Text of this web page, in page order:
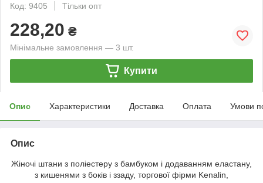
Код: 9405
Тільки опт
228,20 ₴
Мінімальне замовлення — 3 шт.
Купити
Опис Характеристики Доставка Оплата Умови
Опис
Жіночі штани з поліестеру з бамбуком і додаванням еластану,
з кишенями з боків і ззаду, торгової фірми Kenalin,